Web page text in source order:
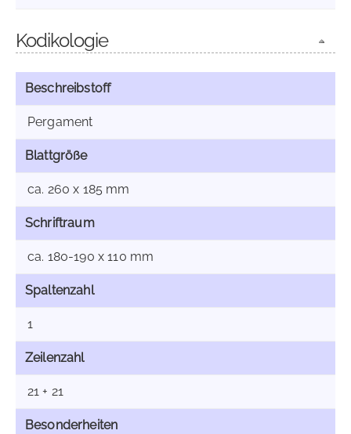
Kodikologie
Beschreibstoff
Pergament
Blattgröße
ca. 260 x 185 mm
Schriftraum
ca. 180-190 x 110 mm
Spaltenzahl
1
Zeilenzahl
21 + 21
Besonderheiten